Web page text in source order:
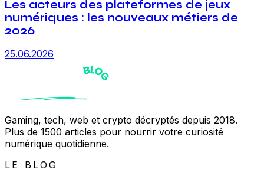
Les acteurs des plateformes de jeux
numériques : les nouveaux métiers de
2026
25.06.2026
Gaming, tech, web et crypto décryptés depuis 2018.
Plus de 1500 articles pour nourrir votre curiosité
numérique quotidienne.
LE BLOG